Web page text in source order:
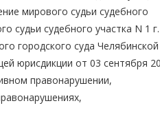
мирового судьи судебного
судьи судебного участка N 1 г.
городского суда Челябинской
юрисдикции от 03 сентября
правонарушении,